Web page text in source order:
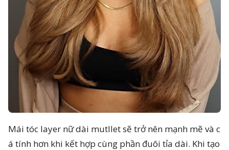
Mái tóc layer nữ dài mutllet sẽ trở nên mạnh mẽ và c
á tính hơn khi kết hợp cùng phần đuôi tỉa dài. Khi tạo